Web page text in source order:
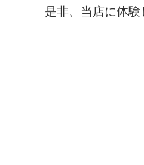
是非、当店に体験